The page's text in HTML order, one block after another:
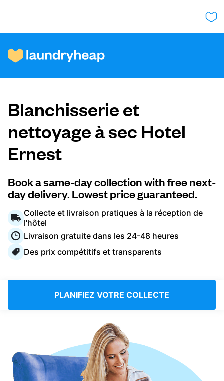
Comment ça fonctionne
Prix et services
À propos de nous
Pour les entreprises
Connectez-vous
Blanchisserie et
nettoyage à sec Hotel
Ernest
Book a same-day collection with free next-
day delivery. Lowest price guaranteed.
Collecte et livraison pratiques à la réception de
l'hôtel
Livraison gratuite dans les 24-48 heures
Des prix compétitifs et transparents
PLANIFIEZ VOTRE COLLECTE